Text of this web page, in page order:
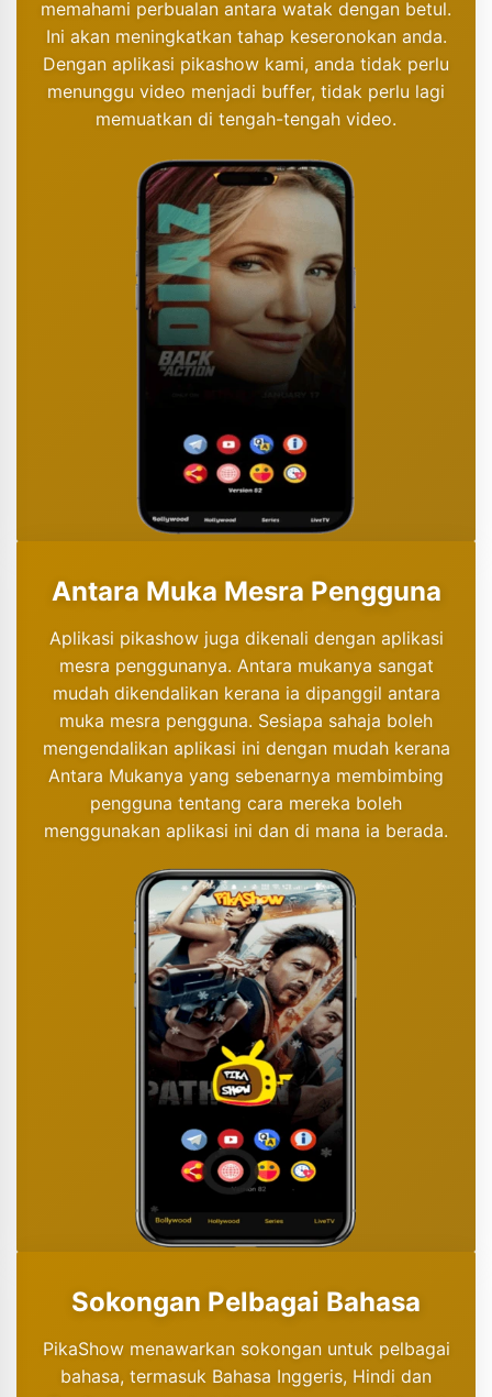
memahami perbualan antara watak dengan betul.
Ini akan meningkatkan tahap keseronokan anda.
Dengan aplikasi pikashow kami, anda tidak perlu
menunggu video menjadi buffer, tidak perlu lagi
memuatkan di tengah-tengah video.
Antara Muka Mesra Pengguna
Aplikasi pikashow juga dikenali dengan aplikasi
mesra penggunanya. Antara mukanya sangat
mudah dikendalikan kerana ia dipanggil antara
muka mesra pengguna. Sesiapa sahaja boleh
mengendalikan aplikasi ini dengan mudah kerana
Antara Mukanya yang sebenarnya membimbing
pengguna tentang cara mereka boleh
menggunakan aplikasi ini dan di mana ia berada.
Sokongan Pelbagai Bahasa
PikaShow menawarkan sokongan untuk pelbagai
bahasa, termasuk Bahasa Inggeris, Hindi dan